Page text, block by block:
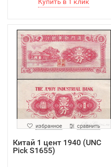
избранное сравнить
Китай 1 цент 1940 (UNC
Pick S1655)